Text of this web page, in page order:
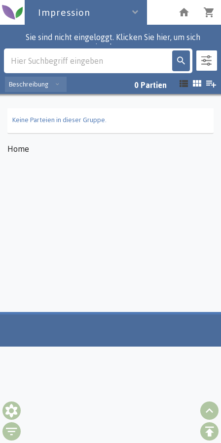
Impression
Sie sind nicht eingeloggt. Klicken Sie hier, um sich
einzuloggen.
Impression
Beschreibung 0 Partien
Keine Parteien in dieser Gruppe.
Home